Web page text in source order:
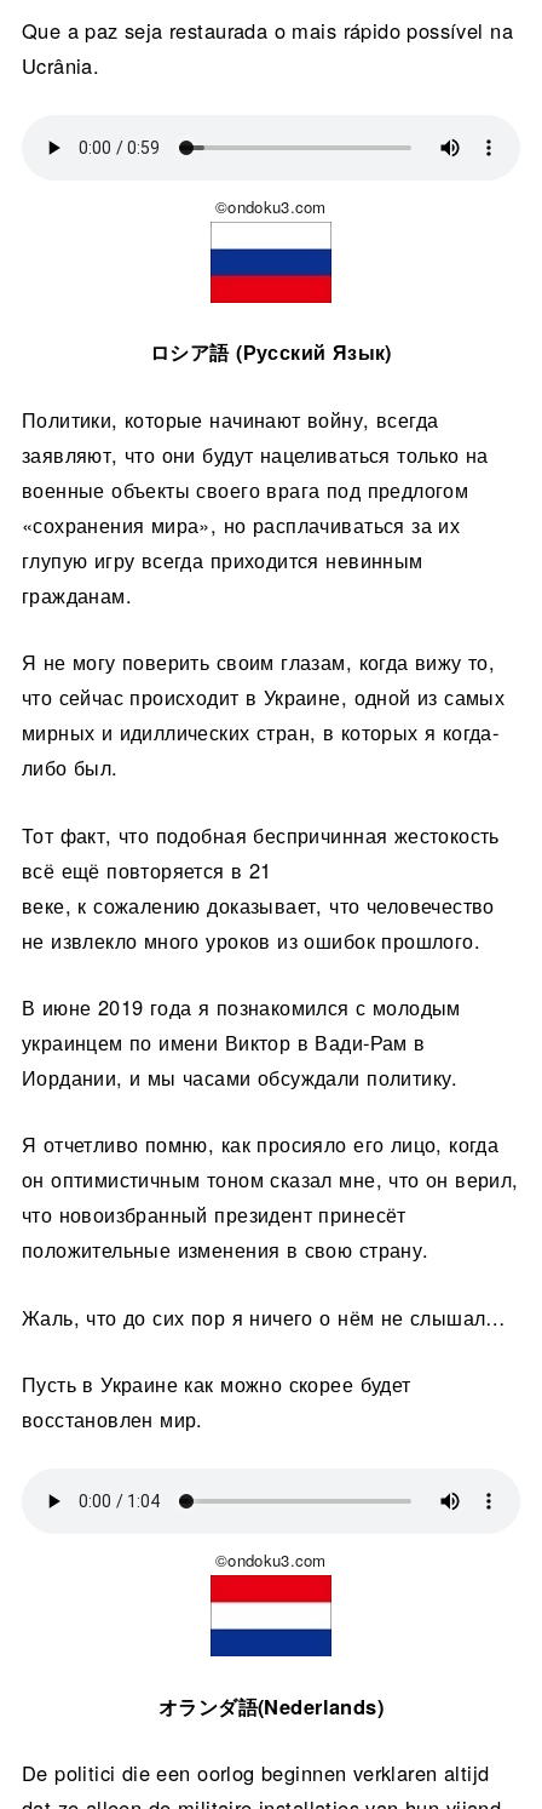
Que a paz seja restaurada o mais rápido possível na
Ucrânia.
©ondoku3.com
ロシア語 (Русский Язык)
Политики, которые начинают войну, всегда
заявляют, что они будут нацеливаться только на
военные объекты своего врага под предлогом
«сохранения мира», но расплачиваться за их
глупую игру всегда приходится невинным
гражданам.
Я не могу поверить своим глазам, когда вижу то,
что сейчас происходит в Украине, одной из самых
мирных и идиллических стран, в которых я когда-
либо был.
Тот факт, что подобная беспричинная жестокость
всё ещё повторяется в 21
веке, к сожалению доказывает, что человечество
не извлекло много уроков из ошибок прошлого.
В июне 2019 года я познакомился с молодым
украинцем по имени Виктор в Вади-Рам в
Иордании, и мы часами обсуждали политику.
Я отчетливо помню, как просияло его лицо, когда
он оптимистичным тоном сказал мне, что он верил,
что новоизбранный президент принесёт
положительные изменения в свою страну.
Жаль, что до сих пор я ничего о нём не слышал…
Пусть в Украине как можно скорее будет
восстановлен мир.
©ondoku3.com
オランダ語(Nederlands)
De politici die een oorlog beginnen verklaren altijd